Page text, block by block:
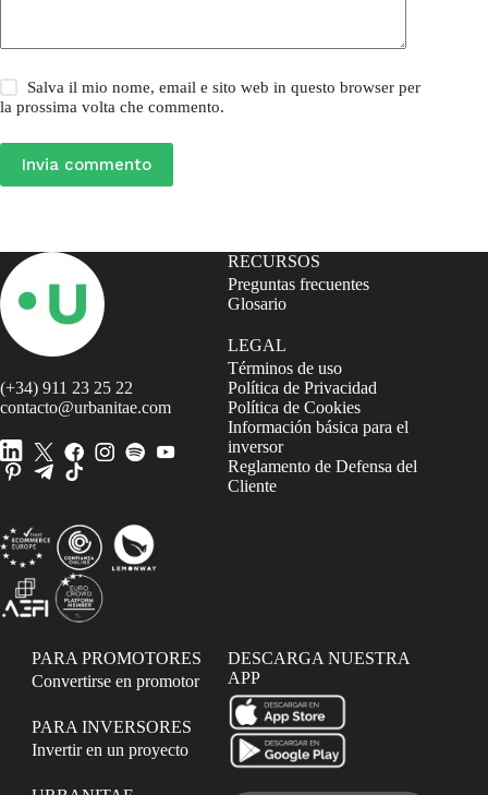
Salva il mio nome, email e sito web in questo browser per
la prossima volta che commento.
Invia commento
(+34) 911 23 25 22
contacto@urbanitae.com
RECURSOS
Preguntas frecuentes
Glosario
LEGAL
Términos de uso
Política de Privacidad
Política de Cookies
Información básica para el
inversor
Reglamento de Defensa del
Cliente
PARA PROMOTORES
Convertirse en promotor
PARA INVERSORES
Invertir en un proyecto
DESCARGA NUESTRA
APP